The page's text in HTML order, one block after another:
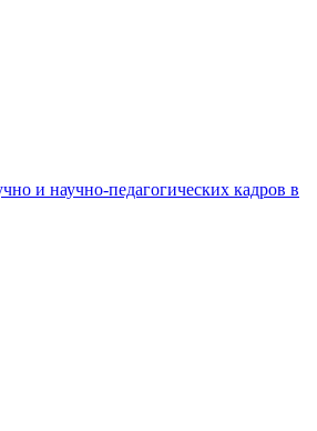
и научно-педагогических кадров в